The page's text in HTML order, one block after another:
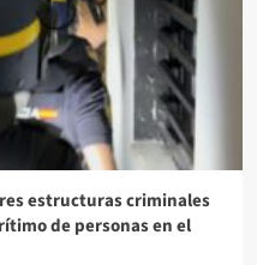
estructuras criminales
de personas en el